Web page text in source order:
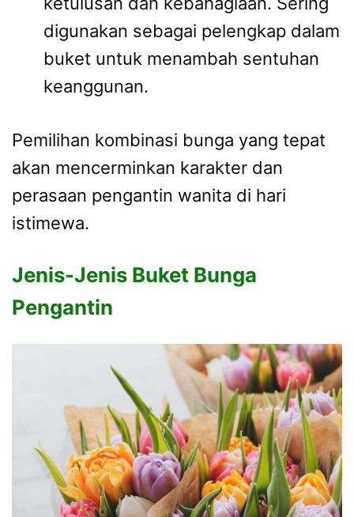
digunakan sebagai pelengkap dalam
buket untuk menambah sentuhan
keanggunan.
Pemilihan kombinasi bunga yang tepat
akan mencerminkan karakter dan
perasaan pengantin wanita di hari
istimewa.
Jenis-Jenis Buket Bunga
Pengantin